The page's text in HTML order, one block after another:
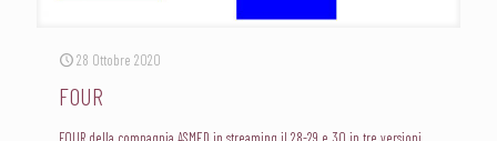
28 Ottobre 2020
FOUR